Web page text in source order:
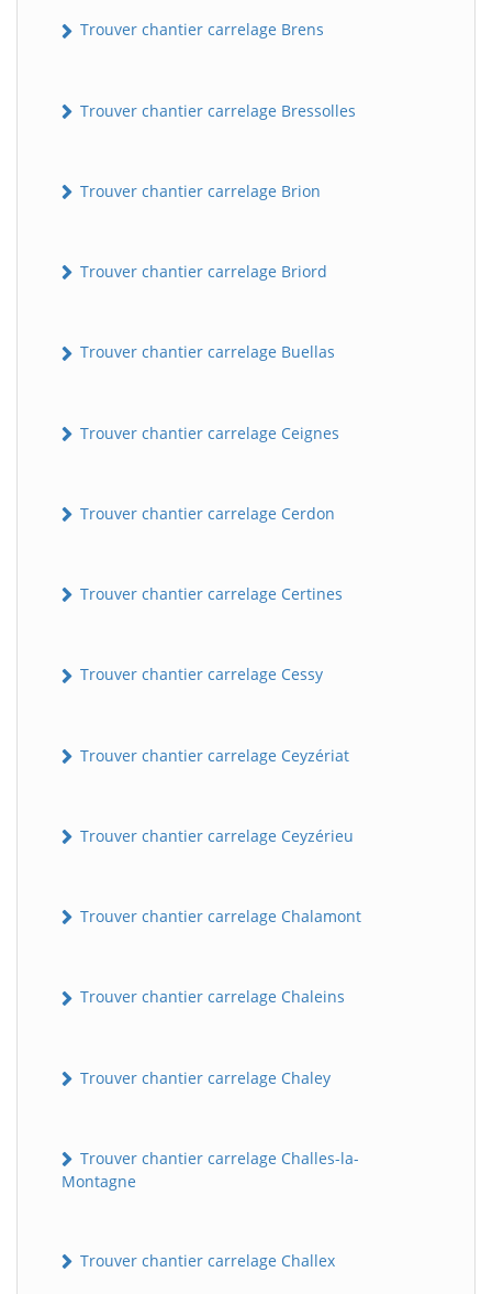
Trouver chantier carrelage Brens
Trouver chantier carrelage Bressolles
Trouver chantier carrelage Brion
Trouver chantier carrelage Briord
Trouver chantier carrelage Buellas
Trouver chantier carrelage Ceignes
Trouver chantier carrelage Cerdon
Trouver chantier carrelage Certines
Trouver chantier carrelage Cessy
Trouver chantier carrelage Ceyzériat
Trouver chantier carrelage Ceyzérieu
Trouver chantier carrelage Chalamont
Trouver chantier carrelage Chaleins
Trouver chantier carrelage Chaley
Trouver chantier carrelage Challes-la-
Montagne
Trouver chantier carrelage Challex